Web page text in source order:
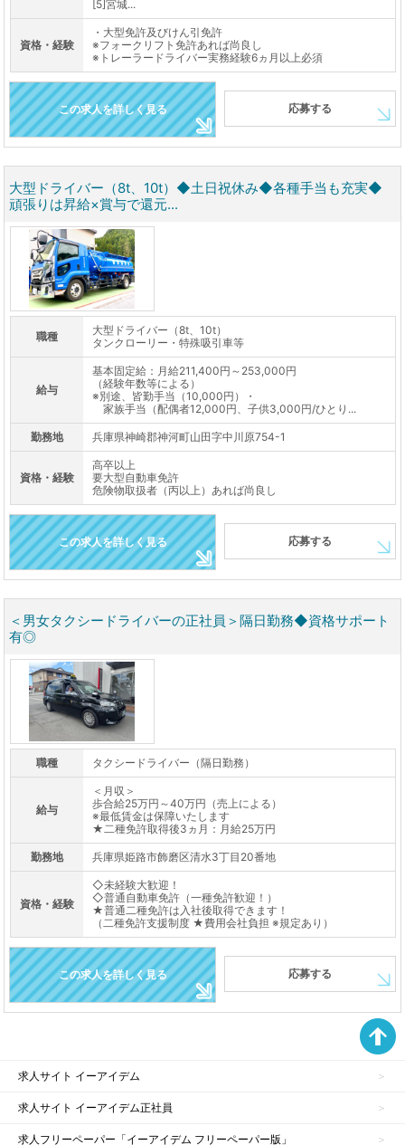
[5]宮城...
資格・経験
・大型免許及びけん引免許
※フォークリフト免許あれば尚良し
※トレーラードライバー実務経験6ヵ月以上必須
この求人を詳しく見る 応募する
大型ドライバー（8t、10t）◆土日祝休み◆各種手当も充実◆
頑張りは昇給×賞与で還元...
職種
大型ドライバー（8t、10t）
タンクローリー・特殊吸引車等
給与
基本固定給：月給211,400円～253,000円
（経験年数等による）
※別途、皆勤手当（10,000円）・
家族手当（配偶者12,000円、子供3,000円/ひとり...
勤務地 兵庫県神崎郡神河町山田字中川原754-1
資格・経験
高卒以上
要大型自動車免許
危険物取扱者（丙以上）あれば尚良し
この求人を詳しく見る 応募する
＜男女タクシードライバーの正社員＞隔日勤務◆資格サポート
有◎
職種 タクシードライバー（隔日勤務）
給与
＜月収＞
歩合給25万円～40万円（売上による）
※最低賃金は保障いたします
★二種免許取得後3ヵ月：月給25万円
勤務地 兵庫県姫路市飾磨区清水3丁目20番地
資格・経験
◇未経験大歓迎！
◇普通自動車免許（一種免許歓迎！）
★普通二種免許は入社後取得できます！
（二種免許支援制度 ★費用会社負担 ※規定あり）
この求人を詳しく見る 応募する
求人サイト イーアイデム
求人サイト イーアイデム正社員
求人フリーペーパー「イーアイデム フリーペーパー版」